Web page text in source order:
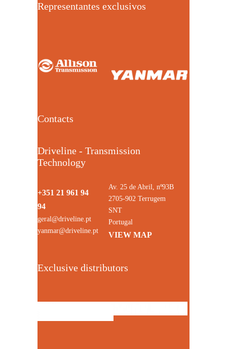
Representantes exclusivos
Contacts
Driveline - Transmission
Technology
+351 21 961 94
94
geral@driveline.pt
yanmar@driveline.pt
Av. 25 de Abril, nº93B
2705-902 Terrugem
SNT
Portugal
VIEW MAP
Exclusive distributors